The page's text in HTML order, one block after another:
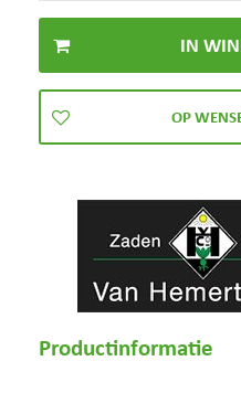
Productinformatie